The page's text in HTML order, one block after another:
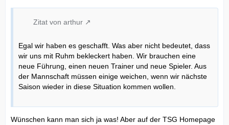
Zitat von arthur
Egal wir haben es geschafft. Was aber nicht bedeutet, dass
wir uns mit Ruhm bekleckert haben. Wir brauchen eine
neue Führung, einen neuen Trainer und neue Spieler. Aus
der Mannschaft müssen einige weichen, wenn wir nächste
Saison wieder in diese Situation kommen wollen.
Wünschen kann man sich ja was! Aber auf der TSG Homepage